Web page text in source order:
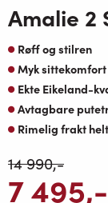
Røff og stilren
Myk sittekomfort
Ekte Eikeland-
Avtagbare
Rimelig frakt
14 990,-
7 495,-